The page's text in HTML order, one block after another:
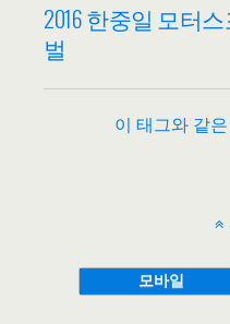
2016 한중일 모터
벌
이 태그와 같
모바일